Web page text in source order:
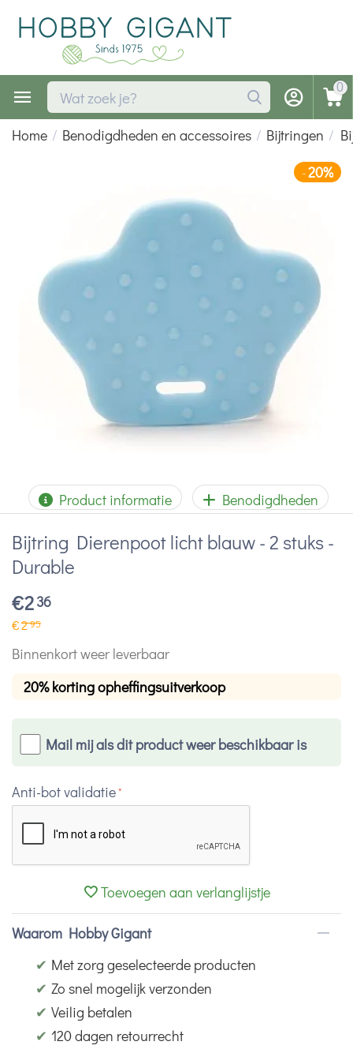
0
Home / Benodigdheden en accessoires / Bijtringen /
-20%
Product informatie Benodigdheden
Bijtring Dierenpoot licht blauw - 2 stuks -
Durable
€236
€295
Binnenkort weer leverbaar
20% korting opheffingsuitverkoop
Mail mij als dit product weer beschikbaar is
Anti-bot validatie
Toevoegen aan verlanglijstje
Waarom Hobby Gigant
✔ Met zorg geselecteerde producten
✔ Zo snel mogelijk verzonden
✔ Veilig betalen
✔ 120 dagen retourrecht